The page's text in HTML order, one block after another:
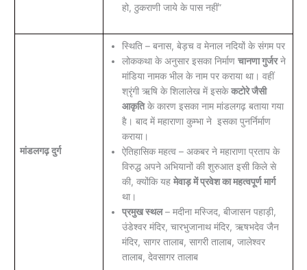
हो, ठुकराणी जाये के पास नहीं”
मांडलगढ़ दुर्ग
स्थिति – बनास, बेड़च व मेनाल नदियों के संगम पर
लोककथा के अनुसार इसका निर्माण चानणा गुर्जरने
मांडिया नामक भील के नाम पर कराया था। वहीं
श्रृंगी ऋषि के शिलालेख में इसकेकटोरे जैसी
आकृतिके कारण इसका नाम मांडलगढ़ बताया गया
है। बाद में महाराणा कुम्भा ने इसका पुनर्निर्माण
कराया।
ऐतिहासिक महत्व – अकबर ने महाराणा प्रताप के
विरुद्ध अपने अभियानों की शुरुआत इसी किले से
की, क्योंकि यह मेवाड़ में प्रवेश का महत्वपूर्ण मार्ग
था।
प्रमुख स्थल– मदीना मस्जिद, बीजासन पहाड़ी,
उंडेश्वर मंदिर, चारभुजानाथ मंदिर, ऋषभदेव जैन
मंदिर, सागर तालाब, सागरी तालाब, जालेश्वर
तालाब, देवसागर तालाब